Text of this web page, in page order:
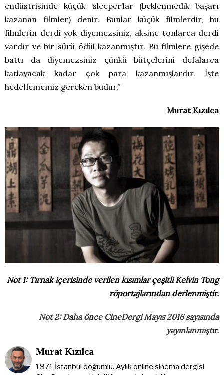
endüstrisinde küçük ‘sleeper’lar (beklenmedik başarı
kazanan filmler) denir. Bunlar küçük filmlerdir, bu
filmlerin derdi yok diyemezsiniz, aksine tonlarca derdi
vardır ve bir sürü ödül kazanmıştır. Bu filmlere gişede
battı da diyemezsiniz çünkü bütçelerini defalarca
katlayacak kadar çok para kazanmışlardır. İşte
hedeflememiz gereken budur.”
Murat Kızılca
Not 1: Tırnak içerisinde verilen kısımlar çeşitli Kelvin Tong
röportajlarından derlenmiştir.
Not 2: Daha önce CineDergi Mayıs 2016 sayısında
yayınlanmıştır.
Murat Kızılca
1971 İstanbul doğumlu. Aylık online sinema dergisi